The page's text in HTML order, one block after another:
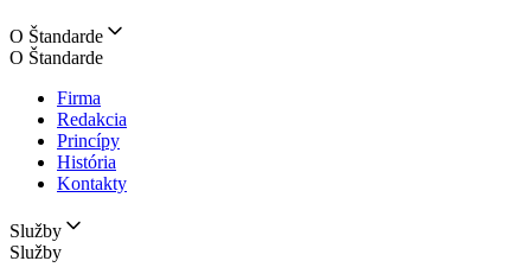
O Štandarde
O Štandarde
Firma
Redakcia
Princípy
História
Kontakty
Služby
Služby